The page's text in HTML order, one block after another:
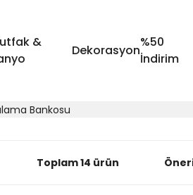
&
Dekorasyon
%50
İndirim
Bankosu
Toplam 14 ürün